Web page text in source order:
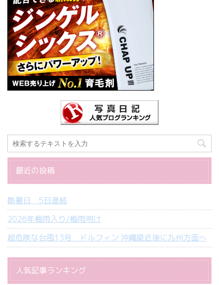
最近の投稿
酷暑日 5日連続
2026年梅雨入り/梅雨明け
超危険な台風13号 ドルフィン 沖縄接近後に九州方面へ
人気記事ランキング